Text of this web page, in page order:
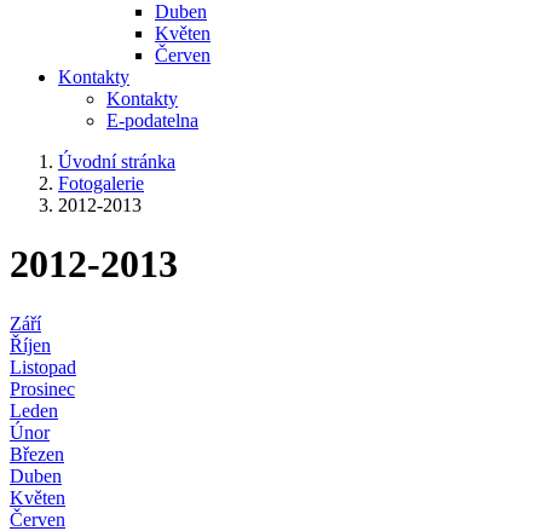
Duben
Květen
Červen
Kontakty
Kontakty
E-podatelna
Úvodní stránka
Fotogalerie
2012-2013
2012-2013
Září
Říjen
Listopad
Prosinec
Leden
Únor
Březen
Duben
Květen
Červen